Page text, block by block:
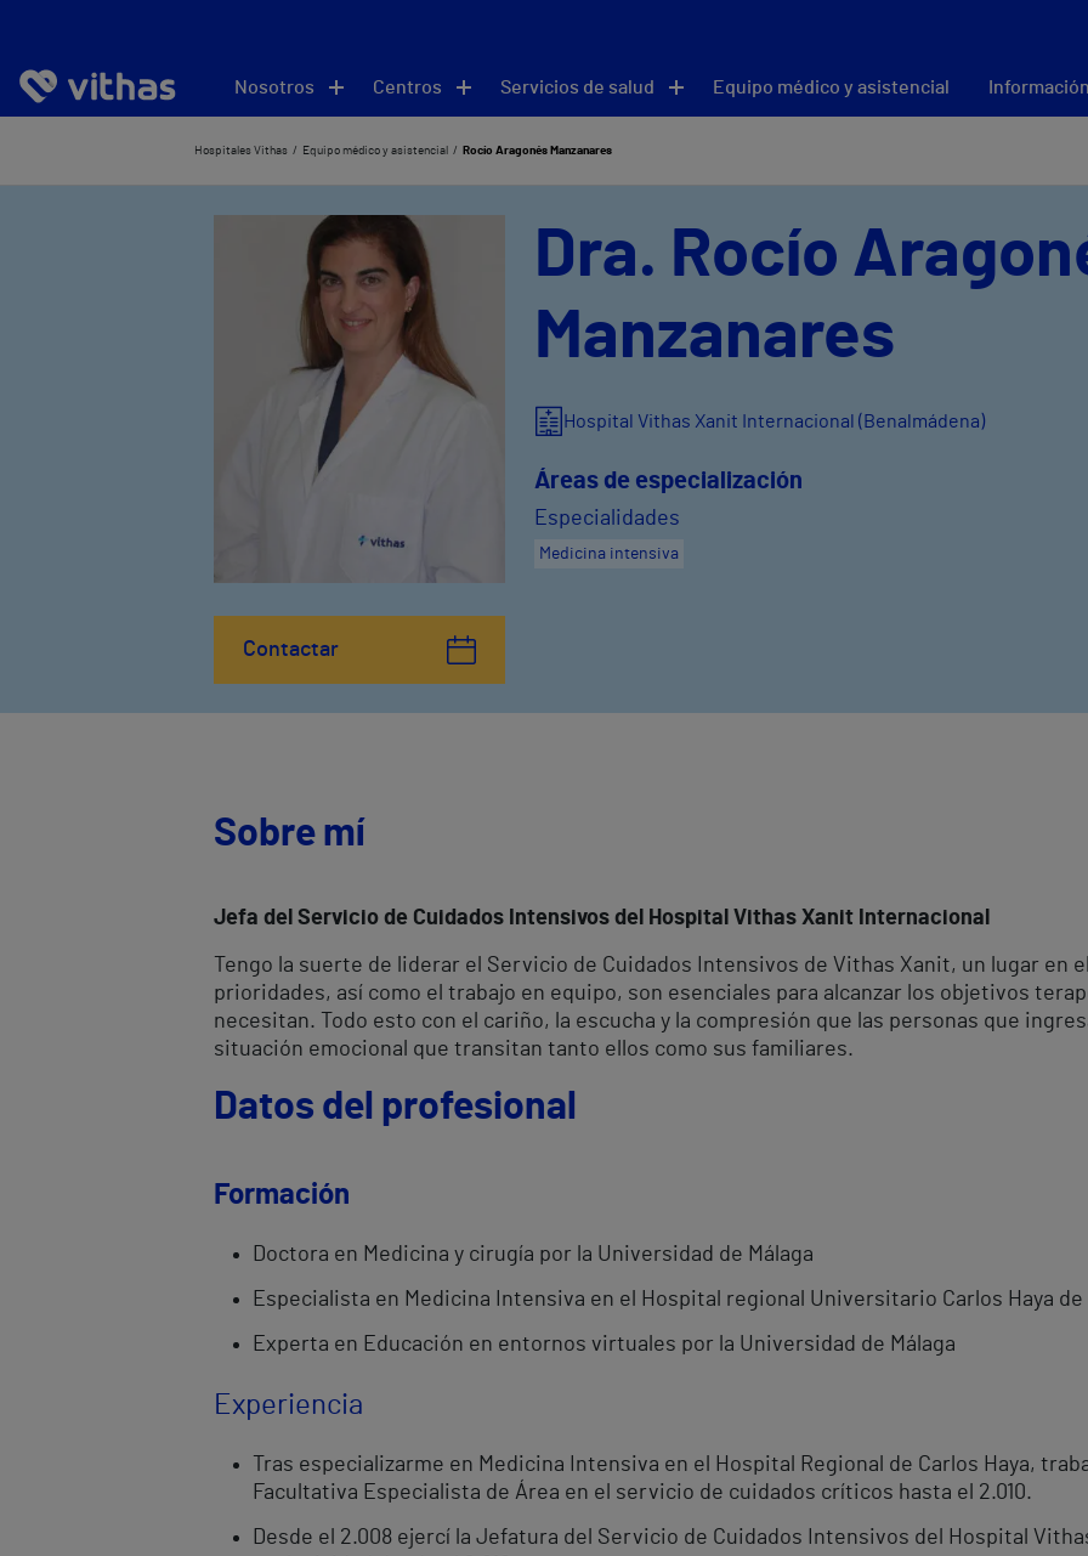
Nosotros Centros Servicios de salud Equipo médico y asistencial
Hospitales Vithas Equipo médico y asistencial Rocío Aragonés Manzanares
Contactar
Dra. Rocío
Manzanares
Hospital Vithas Xanit Internacional (Benalmádena)
Áreas de especialización
Especialidades
Medicina intensiva
Sobre mí
Jefa del Servicio de Cuidados Intensivos del Hospital Vithas Xanit Internacional
Tengo la suerte de liderar el Servicio de Cuidados Intensivos de Vithas Xanit, un lugar en
prioridades, así como el trabajo en equipo, son esenciales para alcanzar los objetivos
necesitan. Todo esto con el cariño, la escucha y la compresión que las personas que
situación emocional que transitan tanto ellos como sus familiares.
Datos del profesional
Formación
Doctora en Medicina y cirugía por la Universidad de Málaga
Especialista en Medicina Intensiva en el Hospital regional Universitario Carlos Haya de
Experta en Educación en entornos virtuales por la Universidad de Málaga
Experiencia
Tras especializarme en Medicina Intensiva en el Hospital Regional de Carlos Haya,
Facultativa Especialista de Área en el servicio de cuidados críticos hasta el 2.010.
Desde el 2.008 ejercí la Jefatura del Servicio de Cuidados Intensivos del Hospital